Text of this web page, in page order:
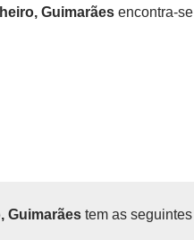
Guimarães encontra-
Guimarães tem as